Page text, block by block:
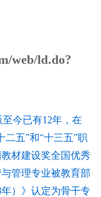
web/ld.do?
至今已有12年，在
二五”和“十三五”职
材建设奖全国优秀
管理专业被教育部
年）》认定为骨干专